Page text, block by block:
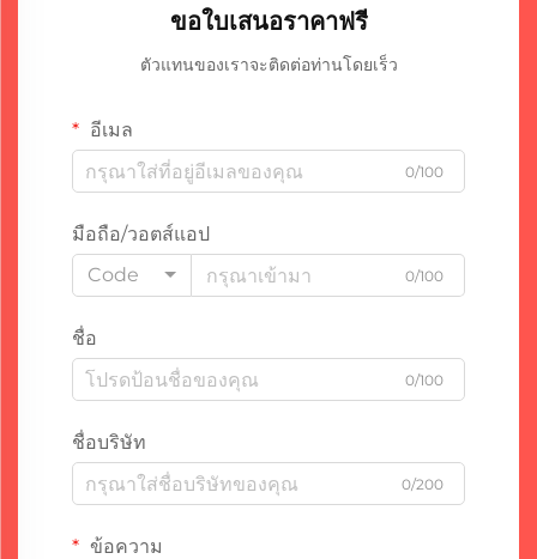
ขอใบเสนอราคาฟรี
ตัวแทนของเราจะติดต่อท่านโดยเร็ว
อีเมล
0/100
มือถือ/วอตส์แอป
Code
0/100
ชื่อ
0/100
ชื่อบริษัท
0/200
ข้อความ